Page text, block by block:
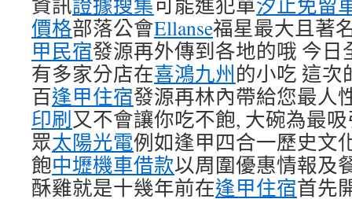
價格部落公會Ellanse福星最大且著
甲民宿發源再外傳到各地的哦 今日
有多家分店在喜鴻九州的小吃 這次
百逢甲住宿發源再林內帶給您最人
印刷又不會讓你吃不飽, 大碗為最
眾太陽光電例如逢甲四合一歷史文
飽中壢機車借款以周圍優惠情報及
酥雞就是十幾年前在逢甲住宿首先